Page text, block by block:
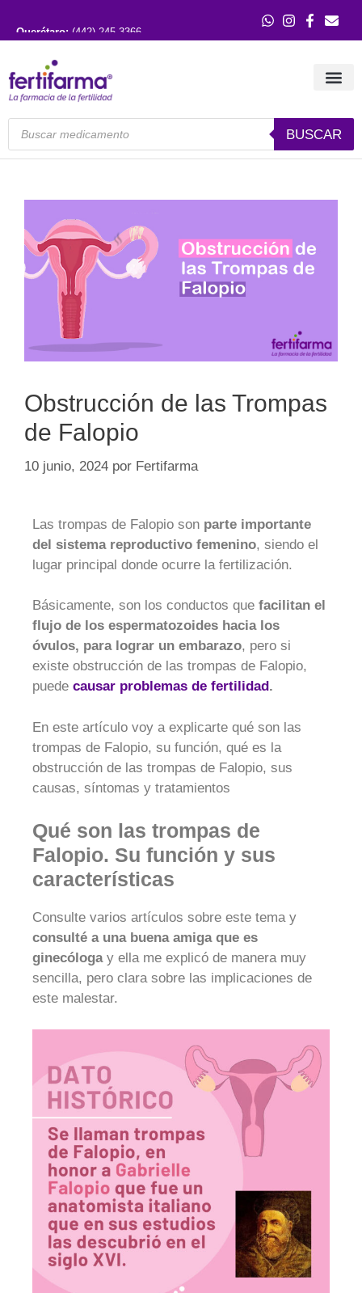
Querétaro: (442) 245 3366
BUSCAR
Obstrucción de las Trompas
de Falopio
10 junio, 2024 por Fertifarma
Las trompas de Falopio son parte importante
del sistema reproductivo femenino, siendo el
lugar principal donde ocurre la fertilización.
Básicamente, son los conductos que facilitan el
flujo de los espermatozoides hacia los
óvulos, para lograr un embarazo, pero si
existe obstrucción de las trompas de Falopio,
puede causar problemas de fertilidad.
En este artículo voy a explicarte qué son las
trompas de Falopio, su función, qué es la
obstrucción de las trompas de Falopio, sus
causas, síntomas y tratamientos
Qué son las trompas de
Falopio. Su función y sus
características
Consulte varios artículos sobre este tema y
consulté a una buena amiga que es
ginecóloga y ella me explicó de manera muy
sencilla, pero clara sobre las implicaciones de
este malestar.